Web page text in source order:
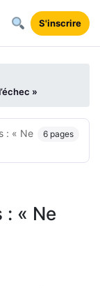
S'inscrire
»
: « Ne
6 pages
« Ne